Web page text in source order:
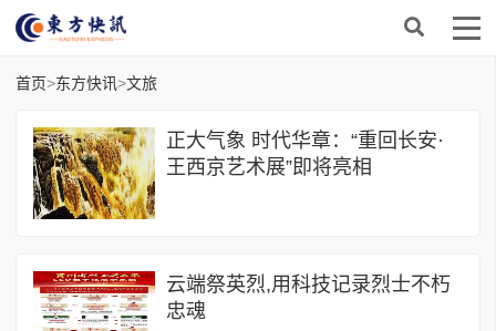
首页>东方快讯>文旅
正大气象 时代华章：“重回长安·
王西京艺术展”即将亮相
云端祭英烈,用科技记录烈士不朽
忠魂